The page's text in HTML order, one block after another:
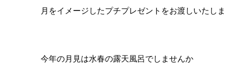
月をイメージしたプチプレゼントをお渡しいたし
今年の月見は水春の露天風呂でしませんか